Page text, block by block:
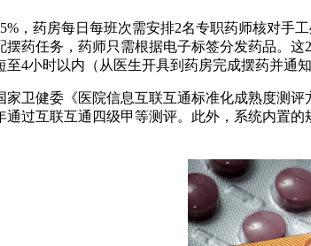
，药房每日每班次需安排2名专职药师核对
摆药任务，药师只需根据电子标签分发药品。
4小时以内（从医生开具到药房完成摆药并通
家卫健委《医院信息互联互通标准化成熟度测
通过互联互通四级甲等测评。此外，系统内置